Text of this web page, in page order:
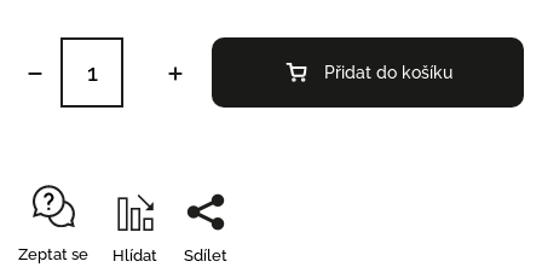
Přidat do košíku
Zeptat se Hlídat Sdílet